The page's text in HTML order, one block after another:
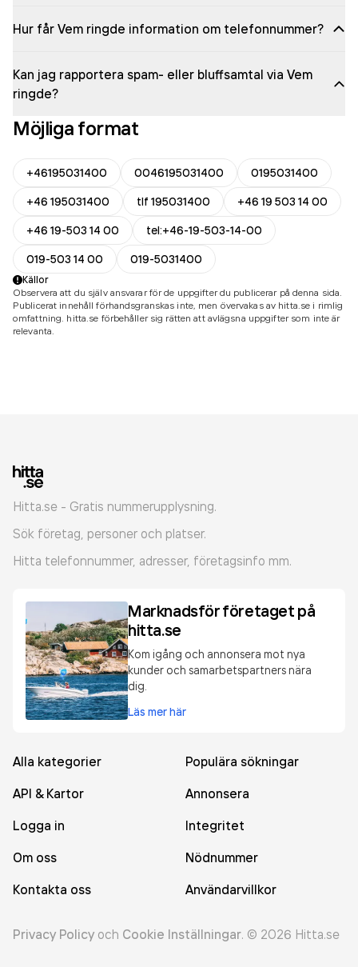
Hur får Vem ringde information om telefonnummer?
Kan jag rapportera spam- eller bluffsamtal via Vem
ringde?
Möjliga format
+46195031400 0046195031400
0195031400
+46 195031400
tlf 195031400
+46 19 503 14 00
+46 19-503 14 00
tel:+46-19-503-14-00
019-503 14 00
019-5031400
Källor
Observera att du själv ansvarar för de uppgifter du publicerar på denna sida.
Publicerat innehåll förhandsgranskas inte, men övervakas av hitta.se i rimlig
omfattning. hitta.se förbehåller sig rätten att avlägsna uppgifter som inte är
relevanta.
Hitta.se - Gratis nummerupplysning.
Sök företag, personer och platser.
Hitta telefonnummer, adresser, företagsinfo mm.
Marknadsför företaget på
hitta.se
Kom igång och annonsera mot nya
kunder och samarbetspartners nära
dig.
Läs mer här
Alla kategorier
Populära sökningar
API & Kartor
Annonsera
Logga in
Integritet
Om oss
Nödnummer
Kontakta oss
Användarvillkor
Privacy Policy och Cookie Inställningar. © 2026 Hitta.se